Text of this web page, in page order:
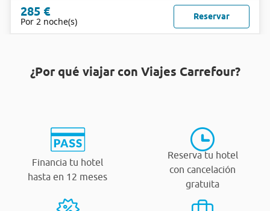
285 €
Por 2 noche(s) Reservar
¿Por qué viajar con Viajes Carrefour?
Financia tu hotel
hasta en 12 meses
Reserva tu hotel
con cancelación
gratuita